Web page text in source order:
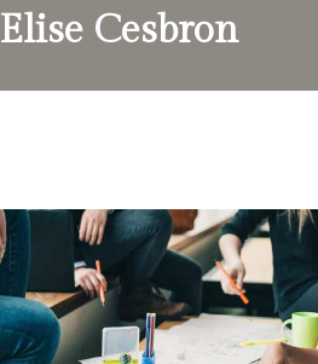
Elise Cesbron